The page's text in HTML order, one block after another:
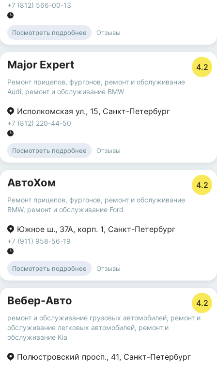
+7 (812) 566-00-13
Посмотреть подробнее Отзывы
Major Expert 4.2
Ремонт прицепов, фургонов, ремонт и обслуживание
Audi, ремонт и обслуживание BMW
Исполкомская ул., 15, Санкт-Петербург
+7 (812) 220-44-50
Посмотреть подробнее Отзывы
АвтоХом 4.2
Ремонт прицепов, фургонов, ремонт и обслуживание
BMW, ремонт и обслуживание Ford
Южное ш., 37А, корп. 1, Санкт-Петербург
+7 (911) 958-56-19
Посмотреть подробнее Отзывы
Вебер-Авто 4.2
ремонт и обслуживание грузовых автомобилей, ремонт и
обслуживание легковых автомобилей, ремонт и
обслуживание Kia
Полюстровский просп., 41, Санкт-Петербург